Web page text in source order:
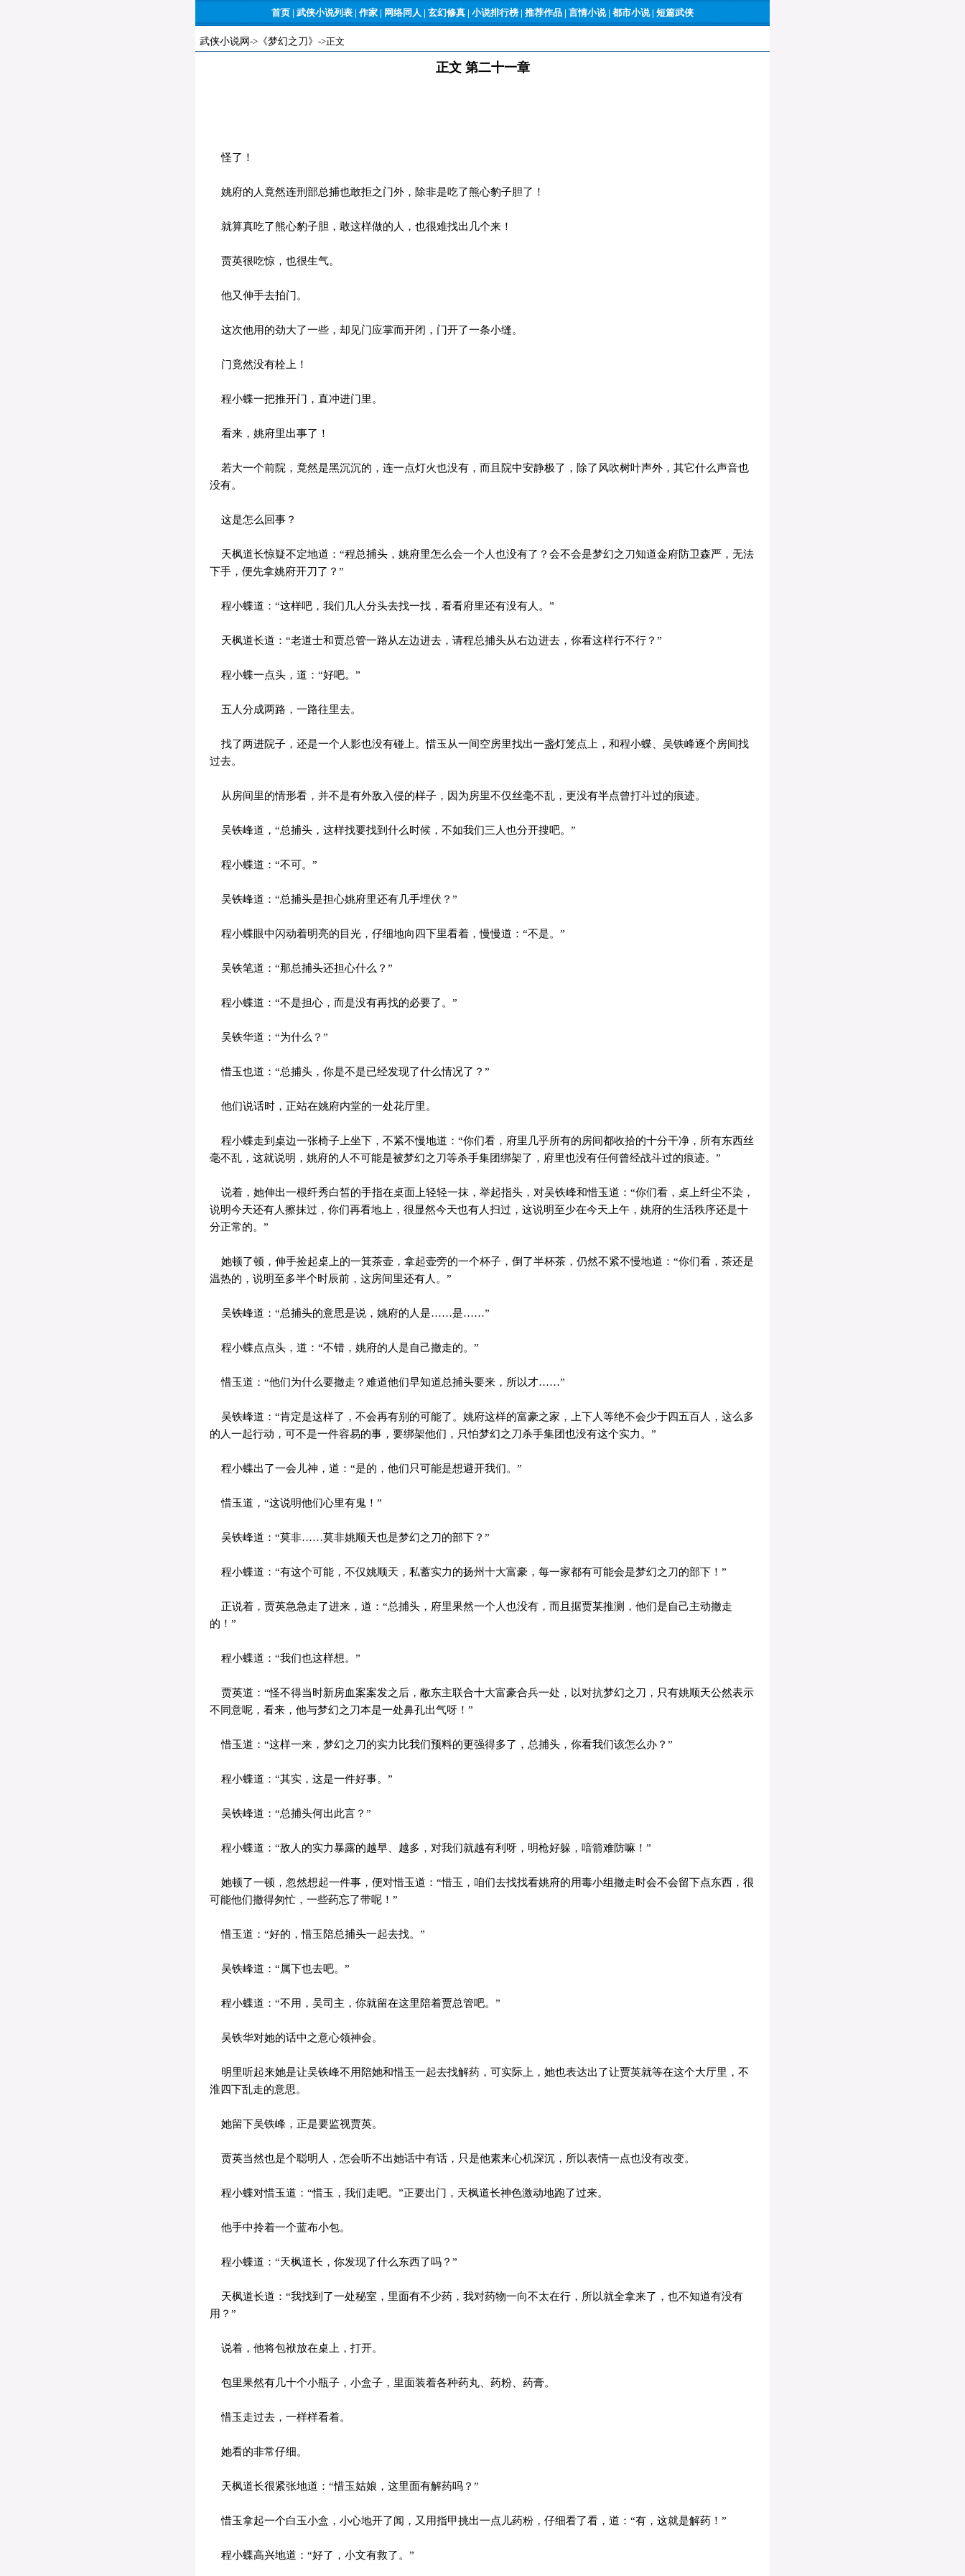
首页 | 武侠小说列表 | 作家 | 网络同人 | 玄幻修真 | 小说排行榜 | 推荐作品 | 言情小说| 都市小说 | 短篇武侠
武侠小说网 -> 《梦幻之刀》 ->正文
正文 第二十一章
怪了！
姚府的人竟然连刑部总捕也敢拒之门外，除非是吃了熊心豹子胆了！
就算真吃了熊心豹子胆，敢这样做的人，也很难找出几个来！
贾英很吃惊，也很生气。
他又伸手去拍门。
这次他用的劲大了一些，却见门应掌而开闭，门开了一条小缝。
门竟然没有栓上！
程小蝶一把推开门，直冲进门里。
看来，姚府里出事了！
若大一个前院，竟然是黑沉沉的，连一点灯火也没有，而且院中安静极了，除了风吹树叶声外，其它什么声音也
没有。
这是怎么回事？
天枫道长惊疑不定地道：“程总捕头，姚府里怎么会一个人也没有了？会不会是梦幻之刀知道金府防卫森严，无法
下手，便先拿姚府开刀了？”
程小蝶道：“这样吧，我们几人分头去找一找，看看府里还有没有人。”
天枫道长道：“老道士和贾总管一路从左边进去，请程总捕头从右边进去，你看这样行不行？”
程小蝶一点头，道：“好吧。”
五人分成两路，一路往里去。
找了两进院子，还是一个人影也没有碰上。惜玉从一间空房里找出一盏灯笼点上，和程小蝶、吴铁峰逐个房间找
过去。
从房间里的情形看，并不是有外敌入侵的样子，因为房里不仅丝毫不乱，更没有半点曾打斗过的痕迹。
吴铁峰道，“总捕头，这样找要找到什么时候，不如我们三人也分开搜吧。”
程小蝶道：“不可。”
吴铁峰道：“总捕头是担心姚府里还有几手埋伏？”
程小蝶眼中闪动着明亮的目光，仔细地向四下里看着，慢慢道：“不是。”
吴铁笔道：“那总捕头还担心什么？”
程小蝶道：“不是担心，而是没有再找的必要了。”
吴铁华道：“为什么？”
惜玉也道：“总捕头，你是不是已经发现了什么情况了？”
他们说话时，正站在姚府内堂的一处花厅里。
程小蝶走到桌边一张椅子上坐下，不紧不慢地道：“你们看，府里几乎所有的房间都收拾的十分干净，所有东西丝
毫不乱，这就说明，姚府的人不可能是被梦幻之刀等杀手集团绑架了，府里也没有任何曾经战斗过的痕迹。”
说着，她伸出一根纤秀白皙的手指在桌面上轻轻一抹，举起指头，对吴铁峰和惜玉道：“你们看，桌上纤尘不染，
说明今天还有人擦抹过，你们再看地上，很显然今天也有人扫过，这说明至少在今天上午，姚府的生活秩序还是十
分正常的。”
她顿了顿，伸手捡起桌上的一箕茶壶，拿起壶旁的一个杯子，倒了半杯茶，仍然不紧不慢地道：“你们看，茶还是
温热的，说明至多半个时辰前，这房间里还有人。”
吴铁峰道：“总捕头的意思是说，姚府的人是……是……”
程小蝶点点头，道：“不错，姚府的人是自己撤走的。”
惜玉道：“他们为什么要撤走？难道他们早知道总捕头要来，所以才……”
吴铁峰道：“肯定是这样了，不会再有别的可能了。姚府这样的富豪之家，上下人等绝不会少于四五百人，这么多
的人一起行动，可不是一件容易的事，要绑架他们，只怕梦幻之刀杀手集团也没有这个实力。”
程小蝶出了一会儿神，道：“是的，他们只可能是想避开我们。”
惜玉道，“这说明他们心里有鬼！”
吴铁峰道：“莫非……莫非姚顺天也是梦幻之刀的部下？”
程小蝶道：“有这个可能，不仅姚顺天，私蓄实力的扬州十大富豪，每一家都有可能会是梦幻之刀的部下！”
正说着，贾英急急走了进来，道：“总捕头，府里果然一个人也没有，而且据贾某推测，他们是自己主动撤走
的！”
程小蝶道：“我们也这样想。”
贾英道：“怪不得当时新房血案案发之后，敝东主联合十大富豪合兵一处，以对抗梦幻之刀，只有姚顺天公然表示
不同意呢，看来，他与梦幻之刀本是一处鼻孔出气呀！”
惜玉道：“这样一来，梦幻之刀的实力比我们预料的更强得多了，总捕头，你看我们该怎么办？”
程小蝶道：“其实，这是一件好事。”
吴铁峰道：“总捕头何出此言？”
程小蝶道：“敌人的实力暴露的越早、越多，对我们就越有利呀，明枪好躲，喑箭难防嘛！”
她顿了一顿，忽然想起一件事，便对惜玉道：“惜玉，咱们去找找看姚府的用毒小组撤走时会不会留下点东西，很
可能他们撤得匆忙，一些药忘了带呢！”
惜玉道：“好的，惜玉陪总捕头一起去找。”
吴铁峰道：“属下也去吧。”
程小蝶道：“不用，吴司主，你就留在这里陪着贾总管吧。”
吴铁华对她的话中之意心领神会。
明里听起来她是让吴铁峰不用陪她和惜玉一起去找解药，可实际上，她也表达出了让贾英就等在这个大厅里，不
淮四下乱走的意思。
她留下吴铁峰，正是要监视贾英。
贾英当然也是个聪明人，怎会听不出她话中有话，只是他素来心机深沉，所以表情一点也没有改变。
程小蝶对惜玉道：“惜玉，我们走吧。”正要出门，天枫道长神色激动地跑了过来。
他手中拎着一个蓝布小包。
程小蝶道：“天枫道长，你发现了什么东西了吗？”
天枫道长道：“我找到了一处秘室，里面有不少药，我对药物一向不太在行，所以就全拿来了，也不知道有没有
用？”
说着，他将包袱放在桌上，打开。
包里果然有几十个小瓶子，小盒子，里面装着各种药丸、药粉、药膏。
惜玉走过去，一样样看着。
她看的非常仔细。
天枫道长很紧张地道：“惜玉姑娘，这里面有解药吗？”
惜玉拿起一个白玉小盒，小心地开了闻，又用指甲挑出一点儿药粉，仔细看了看，道：“有，这就是解药！”
程小蝶高兴地道：“好了，小文有救了。”